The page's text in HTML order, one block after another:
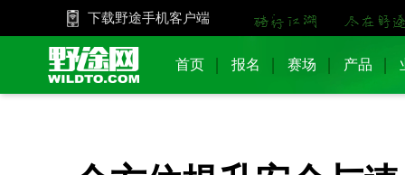
下载野途手机客户端
首页 报名 赛场 产品